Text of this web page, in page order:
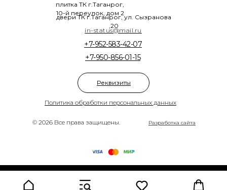
© 2026 Все права защищены.
Политика обработки персональных данных
+7-950-856-01-15
+7-952-583-42-07
плитка ТК г.Таганрог,
10-й переулок, дом 2
двери ТК г.Таганрог, ул. Сызранова
,20
Разработка сайта
in-status@mail.ru
Реквизиты
Made on Tilda